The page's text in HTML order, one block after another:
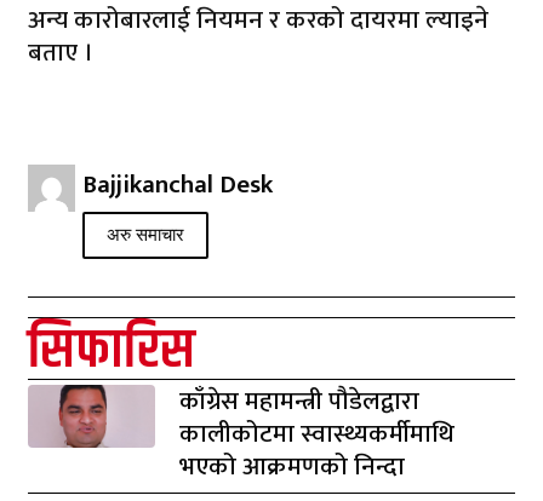
अन्य कारोबारलाई नियमन र करको दायरमा ल्याइने
बताए ।
Bajjikanchal Desk
अरु समाचार
सिफारिस
काँग्रेस महामन्त्री पौडेलद्वारा
कालीकोटमा स्वास्थ्यकर्मीमाथि
भएको आक्रमणको निन्दा